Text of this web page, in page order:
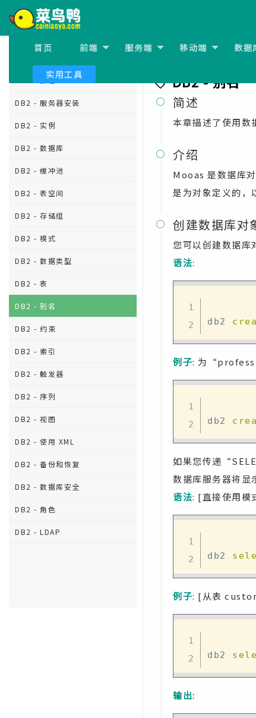
首页 前端 服务端 移动端 数据
实用工具
DB2 - 教程
DB2 - 服务器安装
DB2 - 实例
DB2 - 数据库
DB2 - 缓冲池
DB2 - 表空间
DB2 - 存储组
DB2 - 模式
DB2 - 数据类型
DB2 - 表
DB2 - 别名
DB2 - 约束
DB2 - 索引
DB2 - 触发器
DB2 - 序列
DB2 - 视图
DB2 - 使用 XML
DB2 - 备份和恢复
DB2 - 数据库安全
DB2 - 角色
DB2 - LDAP
DB2 - 别名
 简述
本章描述了使用数
 介绍
Mooas 是数据库
是为对象定义的，
 创建数据库对
您可以创建数据库
语法:
db2
例子: 为
db2
如果您传递
数据库服务器将显
语法: [直接使用模
db2
例子: [从表
db2
输出: